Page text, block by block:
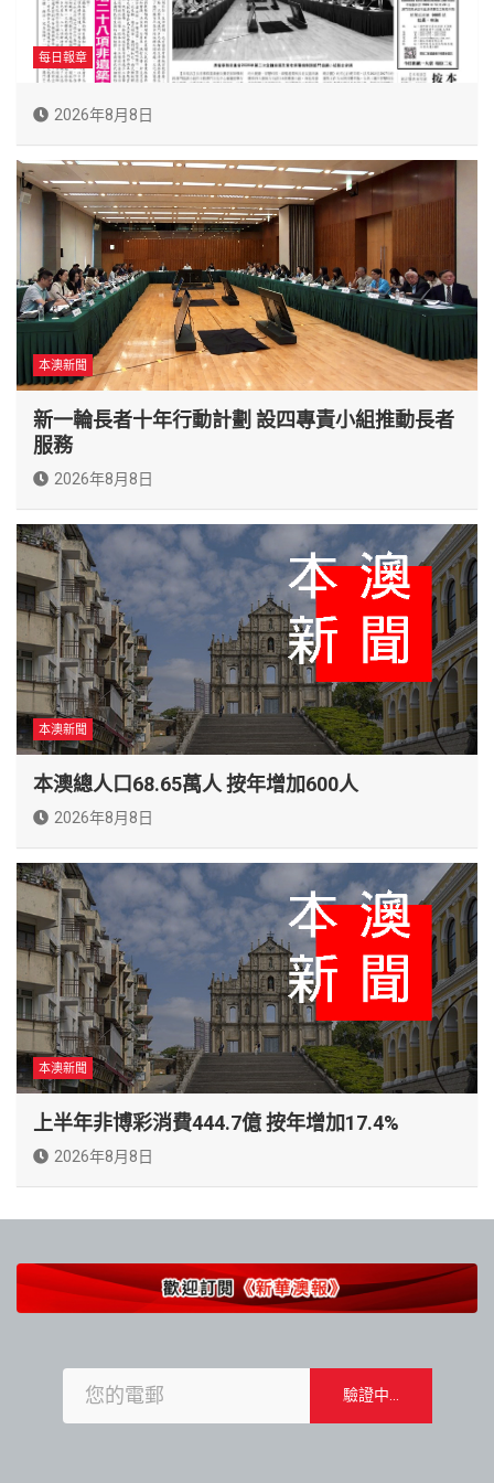
每日報章
2026年8月8日
本澳新聞
新一輪長者十年行動計劃 設四專責小組推動長者
服務
2026年8月8日
本澳新聞
本澳總人口68.65萬人 按年增加600人
2026年8月8日
本澳新聞
上半年非博彩消費444.7億 按年增加17.4%
2026年8月8日